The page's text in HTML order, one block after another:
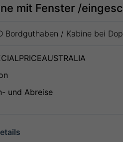
mit Fenster /
Bordguthaben / Kabine bei
und Abreise